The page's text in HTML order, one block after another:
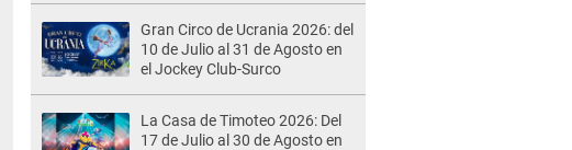
Gran Circo de Ucrania 2026: del
10 de Julio al 31 de Agosto en
el Jockey Club-Surco
La Casa de Timoteo 2026: Del
17 de Julio al 30 de Agosto en